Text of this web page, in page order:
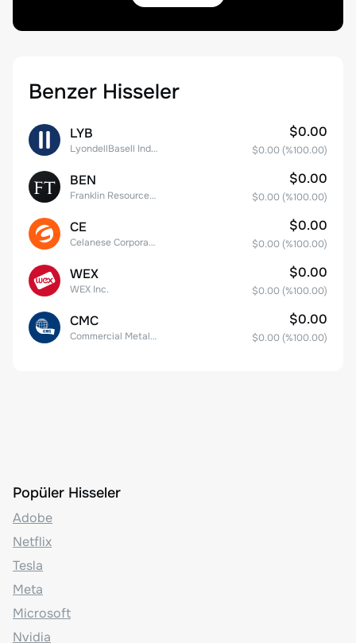
Benzer Hisseler
LYB
LyondellBasell Industries N.V. Class A
$0.00
$0.00 (%100.00)
BEN
Franklin Resources, Inc.
$0.00
$0.00 (%100.00)
CE
Celanese Corporation Common Stock
$0.00
$0.00 (%100.00)
WEX
WEX Inc.
$0.00
$0.00 (%100.00)
CMC
Commercial Metals Company
$0.00
$0.00 (%100.00)
Popüler Hisseler
Adobe
Netflix
Tesla
Meta
Microsoft
Nvidia